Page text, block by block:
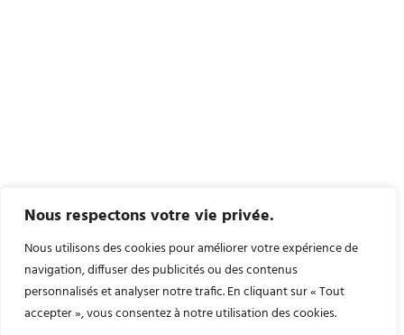
Nous respectons votre vie privée.
Nous utilisons des cookies pour améliorer votre expérience de
navigation, diffuser des publicités ou des contenus
personnalisés et analyser notre trafic. En cliquant sur « Tout
accepter », vous consentez à notre utilisation des cookies.